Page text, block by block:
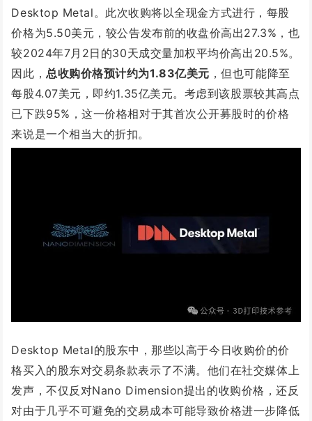
Desktop Metal。此次收购将以全现金方式进行，每股
价格为5.50美元，较公告发布前的收盘价高出27.3%，也
较2024年7月2日的30天成交量加权平均价高出20.5%。
因此， 总收购价格预计约为1.83亿美元 ，但也可能降至
每股4.07美元，即约1.35亿美元。考虑到该股票较其高点
已下跌95%，这一价格相对于其首次公开募股时的价格
来说是一个相当大的折扣。
Desktop Metal的股东中，那些以高于今日收购价的价
格买入的股东对交易条款表示了不满。他们在社交媒体上
发声，不仅反对Nano Dimension提出的收购价格，还反
对由于几乎不可避免的交易成本可能导致价格进一步降低